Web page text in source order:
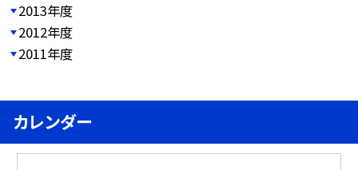
2013年度
2012年度
2011年度
カレンダー